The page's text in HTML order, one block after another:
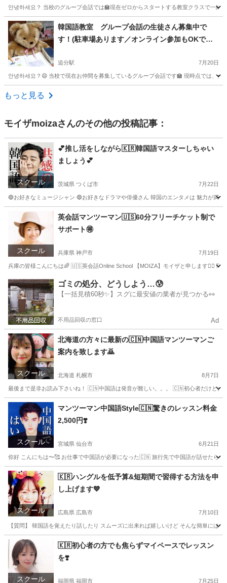
안녕하세요？ 当校のグループ会話では🏫現在ゼロからスタートする教室クラスで一緒
三重 四日市市 追分駅 韓国語 オンライン
韓国語教室 グループ会話の生徒さん募集中で
す！(駐車場あります／オンライン参加もOKです)
市 津市 松阪市 伊勢市 亀山市 伊賀市
追分駅 7月20日
안녕하세요？😄 当校で現在お仲間を募集しているグループ会話です🏫 現時点では、
三重 四日市市
もっと見る
モイザmoizaさんのその他の投稿記事：
スクール
💕推し活をしながら🇰🇷韓国語マスターしちゃい
ましょう💕
茨城県 つくば市 7月22日
🔵お好きなミュージシャン 🔵お好きなドラマや俳優さん 韓国のエンタメは 魅力が満
茨城 つくば市 韓国語
スクール
英会話マンツーマン🇺🇸60分フリーチケット制で
サポート🉐
兵庫県 神戸市 7月19日
兵庫の皆様こんにちは🌈 🇺🇸英会話Online School 【MOIZA】モイザと申します🙇‍♂️ ️💥
兵庫 神戸市 英会話 マンツーマン
ゴミの処分、どうしよう…😰
【一括見積60秒✨】スグに最安値の業者が見つかる👀
不用品回収の窓口 Ad
スクール
北海道の方々に最新の🇨🇳中国語マンツーマンご
案内を致します🙇
北海道 札幌市 8月7日
最後まで是非お読み下さいね！ 🇨🇳中国語は発音が難しい。。。 🇨🇳初心者だけど大
北海道 札幌市 マンツーマン
スクール
マンツーマン中国語Style🇨🇳驚きのレッスン料金
2,500円❣️
宮城県 仙台市 6月21日
你好 こんにちは〜🥰 お仕事で中国語が必要になった🇨🇳 旅行先で中国語が話せたら
宮城 仙台市 中国語 レッスン
スクール
🇰🇷ハングルを低予算&短期間で習得する方法を申
し上げます💙
広島県 広島市 7月10日
【質問】 韓国語を覚えたり話したり スムーズに出来れば嬉しいけど そんな簡単には
広島 韓国語 レッスン
スクール
🇰🇷初心者の方でも焦らずマイペースでレッスン
を❣️
福岡県 福岡市 7月25日